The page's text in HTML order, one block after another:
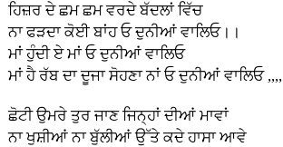
ਹਿਜ਼ਰ ਦੇ ਛਮ ਛਮ ਵਰਦੇ ਬੱਦਲਾਂ ਵਿੱਚ
ਨਾ ਫੜਦਾ ਕੋਈ ਬਾਂਹ ਓ ਦੁਨੀਆਂ ਵਾਲਿਓ।।
ਮਾਂ ਹੁੰਦੀ ਏ ਮਾਂ ਓ ਦੁਨੀਆਂ ਵਾਲਿਓ
ਮਾਂ ਹੈ ਰੱਬ ਦਾ ਦੂਜਾ ਸੋਹਣਾ ਨਾਂ ਓ ਦੁਨੀਆਂ ਵਾਲਿਓ ,,,,
ਛੋਟੀ ਉਮਰੇ ਤੁਰ ਜਾਣ ਜਿਨ੍ਹਾਂ ਦੀਆਂ ਮਾਵਾਂ
ਨਾ ਖੁਸ਼ੀਆਂ ਨਾ ਬੁੱਲੀਆਂ ਉੱਤੇ ਕਦੇ ਹਾਸਾ ਆਵੇ